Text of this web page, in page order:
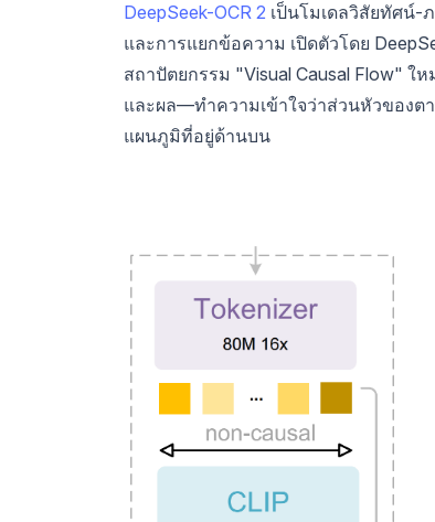
DeepSeek-OCR 2 เป็นโมเดลวิสัยทัศน์-
และการแยกข้อความ เปิดตัวโดย
สถาปัตยกรรม "Visual Causal Flow" ใ
และผล—ทำความเข้าใจว่าส่วนหัวของต
แผนภูมิที่อยู่ด้านบน